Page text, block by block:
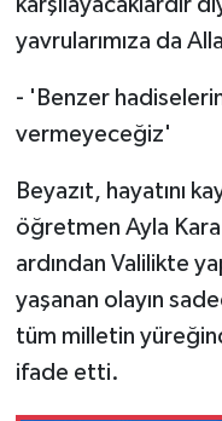
yavrularımıza da
- 'Benzer
vermeyeceğiz'
Beyazıt, hayatını
öğretmen Ayla
ardından Valilikte
yaşanan olayın
tüm milletin
ifade etti.